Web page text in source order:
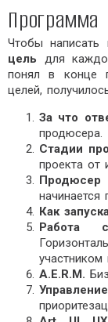
Программа
Чтобы написать
цель для
понял в конце
целей,
За что
продюсера.
Стадии
проекта от
начинается
Как
Работа
участником
A.E.R.M.